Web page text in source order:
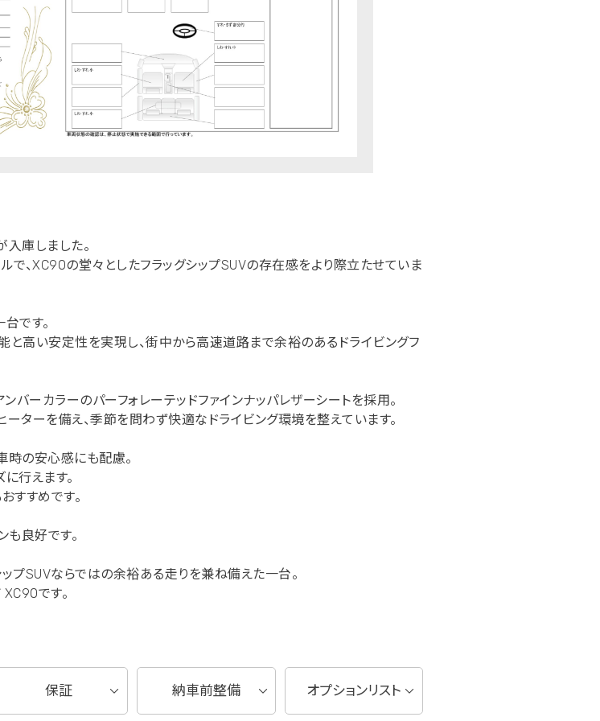
庫しました。
で、XC90の堂々としたフラッグシップSUVの存在感をより際立たせていま
です。
と高い安定性を実現し、街中から高速道路まで余裕のあるドライビングフ
バーカラーのパーフォレーテッドファインナッパレザーシートを採用。
ーターを備え、季節を問わず快適なドライビング環境を整えています。
時の安心感にも配慮。
行えます。
すすめです。
も良好です。
プSUVならではの余裕ある走りを兼ね備えた一台。
です。
保証 納車前整備 オプションリスト